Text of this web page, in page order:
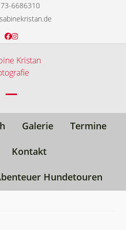
6686310
Facebook
Instagram
mobile
mobile
Galerie Termine
Kontakt
Hundetouren